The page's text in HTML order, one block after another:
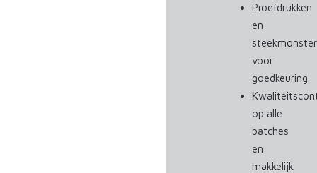
Proefdrukken
en
voor
goedkeuring
op alle
batches
en
makkelijk